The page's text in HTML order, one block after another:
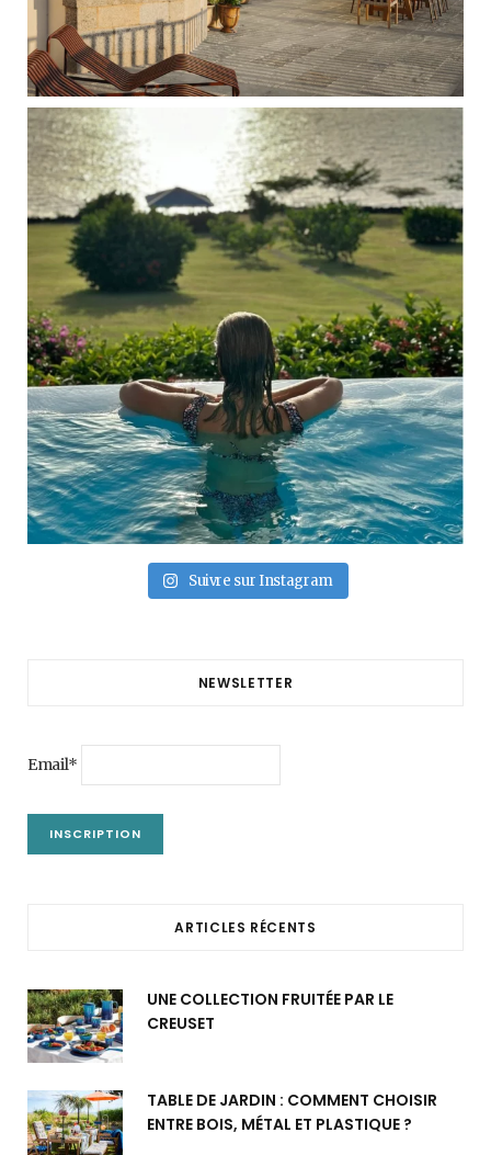
Suivre sur Instagram
NEWSLETTER
Email*
ARTICLES RÉCENTS
UNE COLLECTION FRUITÉE PAR LE
CREUSET
TABLE DE JARDIN : COMMENT CHOISIR
ENTRE BOIS, MÉTAL ET PLASTIQUE ?